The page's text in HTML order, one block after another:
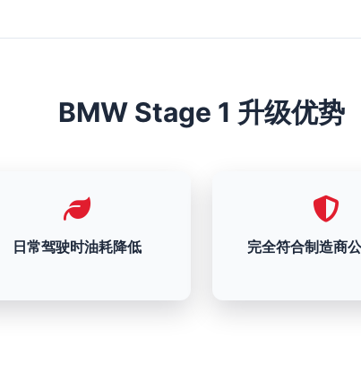
BMW Stage 1 升级优势
日常驾驶时油耗降低 完全符合制造商